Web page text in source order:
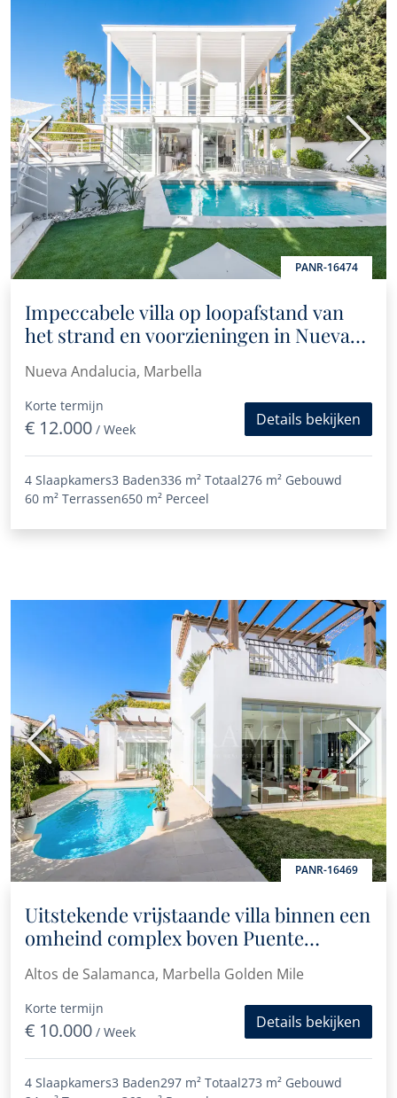
PANR-16474
Vorige
Impeccabele villa op loopafstand van
het strand en voorzieningen in Nueva
Andalucía
Nueva Andalucia, Marbella
Korte termijn
€ 12.000 / Week
Details bekijken
4 Slaapkamers3 Baden336 m² Totaal276 m² Gebouwd
60 m² Terrassen650 m² Perceel
PANR-16469
Vorige
Uitstekende vrijstaande villa binnen een
omheind complex boven Puente
Romano
Altos de Salamanca, Marbella Golden Mile
Korte termijn
€ 10.000 / Week
Details bekijken
4 Slaapkamers3 Baden297 m² Totaal273 m² Gebouwd